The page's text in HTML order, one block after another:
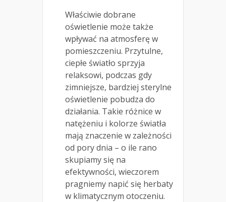
Właściwie dobrane
oświetlenie może także
wpływać na atmosferę w
pomieszczeniu. Przytulne,
ciepłe światło sprzyja
relaksowi, podczas gdy
zimniejsze, bardziej sterylne
oświetlenie pobudza do
działania. Takie różnice w
natężeniu i kolorze światła
mają znaczenie w zależności
od pory dnia – o ile rano
skupiamy się na
efektywności, wieczorem
pragniemy napić się herbaty
w klimatycznym otoczeniu.